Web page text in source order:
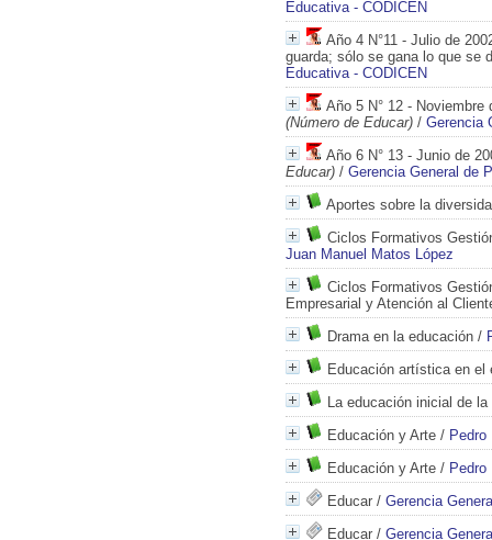
Educativa - CODICEN
Año 4 N°11 - Julio de
guarda; sólo se gana lo que se
Educativa - CODICEN
Año 5 N° 12 -
(Número de Educar) / Gerencia
Año 6 N° 13 - Junio de
Educar) / Gerencia General de
Aportes sobre la
Ciclos Formativos
Juan Manuel Matos López
Ciclos Formativos
Empresarial y Atención al
Drama en la educación /
Educación artística en el
La educación inicial de
Educación y Arte / Pedro
Educación y Arte / Pedro
Educar / Gerencia
Educar / Gerencia